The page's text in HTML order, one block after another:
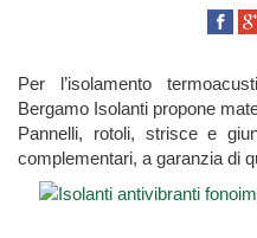
Per l’isolamento
Bergamo Isolanti propone
Pannelli, rotoli, strisce e
complementari, a garanzia di